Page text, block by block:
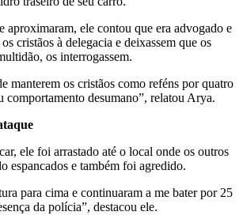
aproximaram, ele contou que era advogado e
cristãos à delegacia e deixassem que os
os interrogassem.
manterem os cristãos como reféns por quatro
comportamento desumano”, relatou Arya.
ele foi arrastado até o local onde os outros
espancados e também foi agredido.
para cima e continuaram a me bater por 25
da polícia”, destacou ele.